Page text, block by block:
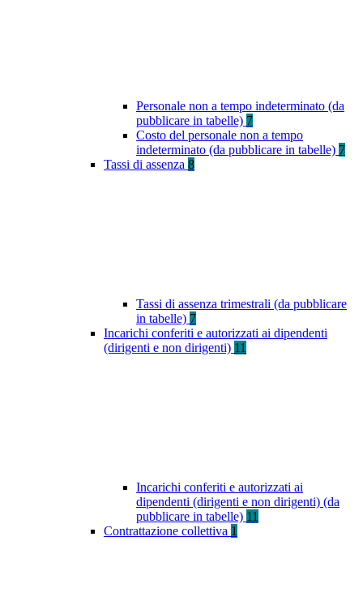
Personale non a tempo indeterminato (da
pubblicare in tabelle) 7
Costo del personale non a tempo
indeterminato (da pubblicare in tabelle) 7
Tassi di assenza 8
Tassi di assenza trimestrali (da pubblicare
in tabelle) 7
Incarichi conferiti e autorizzati ai dipendenti
(dirigenti e non dirigenti) 11
Incarichi conferiti e autorizzati ai
dipendenti (dirigenti e non dirigenti) (da
pubblicare in tabelle) 11
Contrattazione collettiva 1